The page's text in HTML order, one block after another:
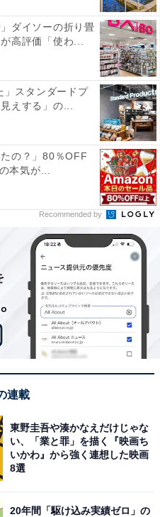
NORTH FACEの人
」
Shot NM72303
」
ダイソーの折り畳
高評価「使わ...
」スタンダードプ
えする」の...
たの？」80％OFF
本気が...
Recommended by
連載
東野圭吾や湊かなえだけじゃな
い、「業と罪」を描く『映画ち
いかわ』から強く連想した映画
8選
20年間「駆け込み実績ゼロ」の